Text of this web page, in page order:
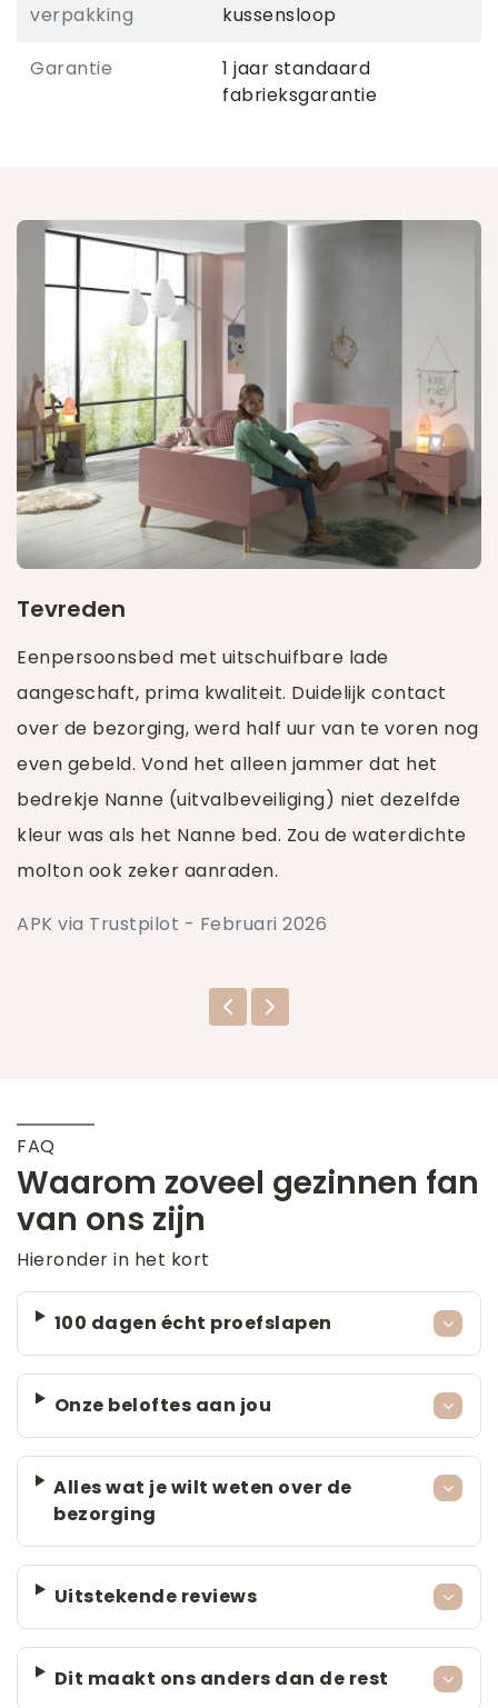
verpakking
kussensloop
Garantie
1 jaar standaard
fabrieksgarantie
Tevreden
Eenpersoonsbed met uitschuifbare lade
aangeschaft, prima kwaliteit. Duidelijk contact
over de bezorging, werd half uur van te voren nog
even gebeld. Vond het alleen jammer dat het
bedrekje Nanne (uitvalbeveiliging) niet dezelfde
kleur was als het Nanne bed. Zou de waterdichte
molton ook zeker aanraden.
APK via Trustpilot - Februari 2026
FAQ
Waarom zoveel gezinnen fan
van ons zijn
Hieronder in het kort
100 dagen écht proefslapen
Onze beloftes aan jou
Alles wat je wilt weten over de
bezorging
Uitstekende reviews
Dit maakt ons anders dan de rest